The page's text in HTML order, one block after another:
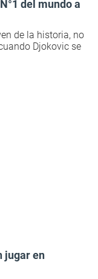
del mundo a
de la historia, no
Djokovic se
jugar en